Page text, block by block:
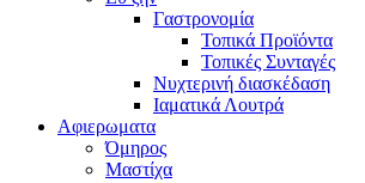
Γαστρονομία
Τοπικά Προϊόντα
Τοπικές Συνταγές
Νυχτερινή διασκέδαση
Ιαματικά Λουτρά
Αφιερωματα
Όμηρος
Μαστίχα